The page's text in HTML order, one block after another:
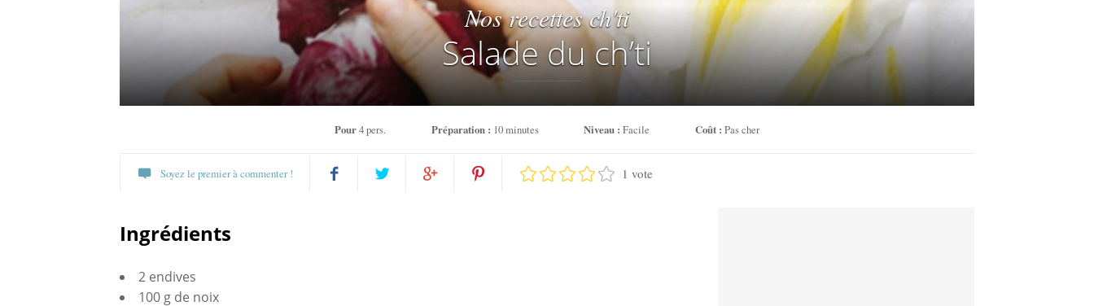
Nos recettes ch'ti
Salade du ch’ti
Pour4 pers. Préparation : 10 minutes Niveau : Facile Coût : Pas cher
Soyez le premier à commenter ! 1 vote
Ingrédients
2 endives
100 g de noix